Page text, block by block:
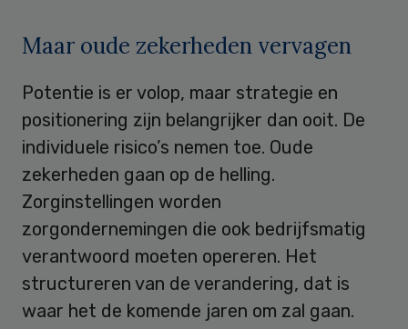
Maar oude zekerheden vervagen
Potentie is er volop, maar strategie en
positionering zijn belangrijker dan ooit. De
individuele risico’s nemen toe. Oude
zekerheden gaan op de helling.
Zorginstellingen worden
zorgondernemingen die ook bedrijfsmatig
verantwoord moeten opereren. Het
structureren van de verandering, dat is
waar het de komende jaren om zal gaan.